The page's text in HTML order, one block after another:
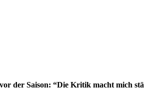
der Saison: “Die Kritik macht mich